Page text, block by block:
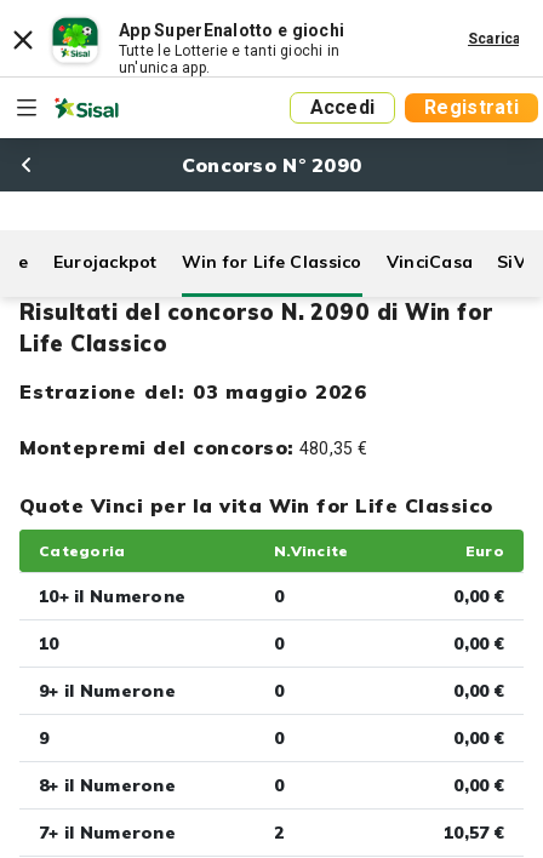
App SuperEnalotto e giochi
Tutte le Lotterie e tanti giochi in
un'unica app.
Scarica
Accedi Registrati
Concorso N° 2090
Eurojackpot Win for Life Classico VinciCasa
Risultati del concorso N. 2090 di Win for
Life Classico
Estrazione del: 03 maggio 2026
Montepremi del concorso: 480,35 €
Quote Vinci per la vita Win for Life Classico
Categoria N.Vincite Euro
10+ il Numerone 0 0,00 €
10 0 0,00 €
9+ il Numerone 0 0,00 €
9 0 0,00 €
8+ il Numerone 0 0,00 €
7+ il Numerone 2 10,57 €